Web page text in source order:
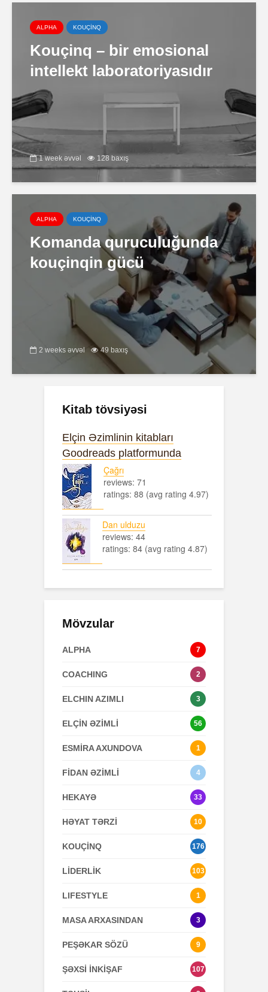
ALPHA KOUÇİNQ
Kouçinq – bir emosional
intellekt laboratoriyasıdır
1 week əvvəl 128 baxış
ALPHA KOUÇİNQ
Komanda quruculuğunda
kouçinqin gücü
2 weeks əvvəl 49 baxış
Kitab tövsiyəsi
Elçin Əzimlinin kitabları
Goodreads platformunda
Çağrı
reviews: 71
ratings: 88 (avg rating 4.97)
Dan ulduzu
reviews: 44
ratings: 84 (avg rating 4.87)
Mövzular
ALPHA 7
COACHING 2
ELCHIN AZIMLI 3
ELÇİN ƏZİMLİ 56
ESMİRA AXUNDOVA 1
FİDAN ƏZİMLİ 4
HEKAYƏ 33
HƏYAT TƏRZİ 10
KOUÇİNQ 176
LİDERLİK 103
LIFESTYLE 1
MASA ARXASINDAN 3
PEŞƏKAR SÖZÜ 9
ŞƏXSİ İNKİŞAF 107